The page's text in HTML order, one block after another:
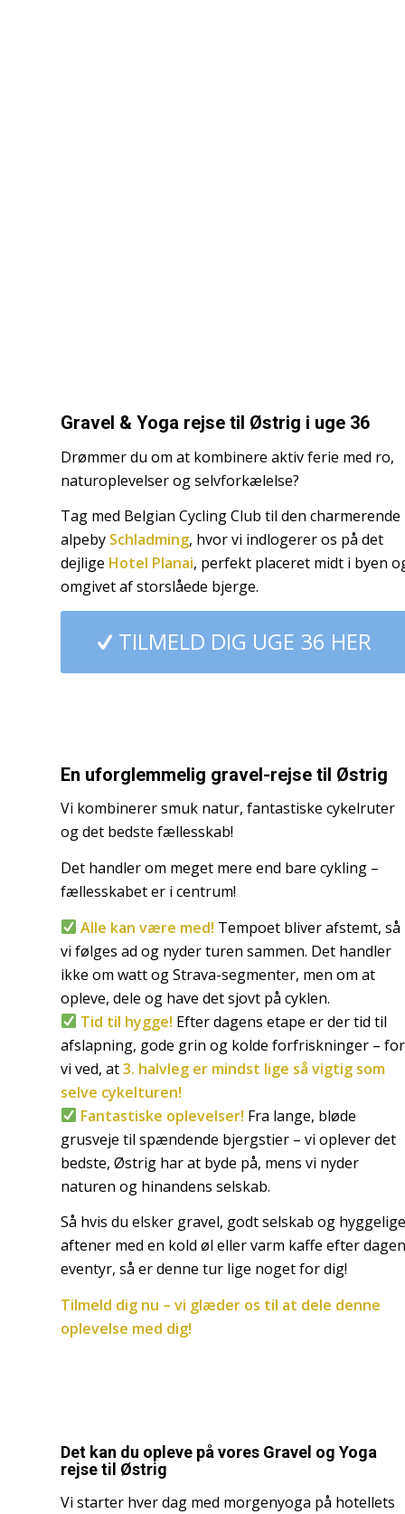
Gravel & Yoga rejse til Østrig i uge 36
Drømmer du om at kombinere aktiv ferie med ro,
naturoplevelser og selvforkælelse?
Tag med Belgian Cycling Club til den charmerende
alpeby Schladming, hvor vi indlogerer os på det
dejlige Hotel Planai, perfekt placeret midt i byen
omgivet af storslåede bjerge.
TILMELD DIG UGE 36 HER
En uforglemmelig gravel-rejse til Østrig
Vi kombinerer smuk natur, fantastiske cykelruter
og det bedste fællesskab!
Det handler om meget mere end bare cykling –
fællesskabet er i centrum!
Alle kan være med! Tempoet bliver afstemt, så
vi følges ad og nyder turen sammen. Det handler
ikke om watt og Strava-segmenter, men om at
opleve, dele og have det sjovt på cyklen.
Tid til hygge! Efter dagens etape er der tid til
afslapning, gode grin og kolde forfriskninger – for
vi ved, at3. halvleg er mindst lige så vigtig som
selve cykelturen!
Fantastiske oplevelser! Fra lange, bløde
grusveje til spændende bjergstier – vi oplever det
bedste, Østrig har at byde på, mens vi nyder
naturen og hinandens selskab.
Så hvis du elsker gravel, godt selskab og hyggelige
aftener med en kold øl eller varm kaffe efter
eventyr, så er denne tur lige noget for dig!
Tilmeld dig nu – vi glæder os til at dele denne
oplevelse med dig!
Det kan du opleve på vores Gravel og Yoga
rejse til Østrig
Vi starter hver dag med morgenyoga på hotellets